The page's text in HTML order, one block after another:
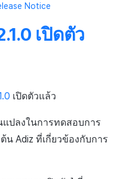
Notice
เปิดตัว
เปิดตัวแล้ว
แปลงในการทดสอบการ
น Adiz ที่เกี่ยวข้องกับการ